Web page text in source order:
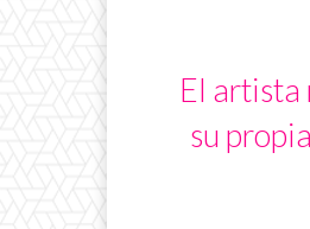
El artista
su